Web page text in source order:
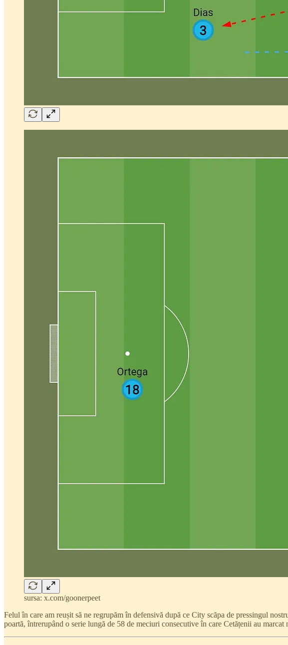
sursa: x.com/goonerpeet
Felul în care am reușit să ne regrupăm în defensivă după ce City scăpa de pressingul
poartă, întrerupând o serie lungă de 58 de meciuri consecutive în care Cetățenii au marcat